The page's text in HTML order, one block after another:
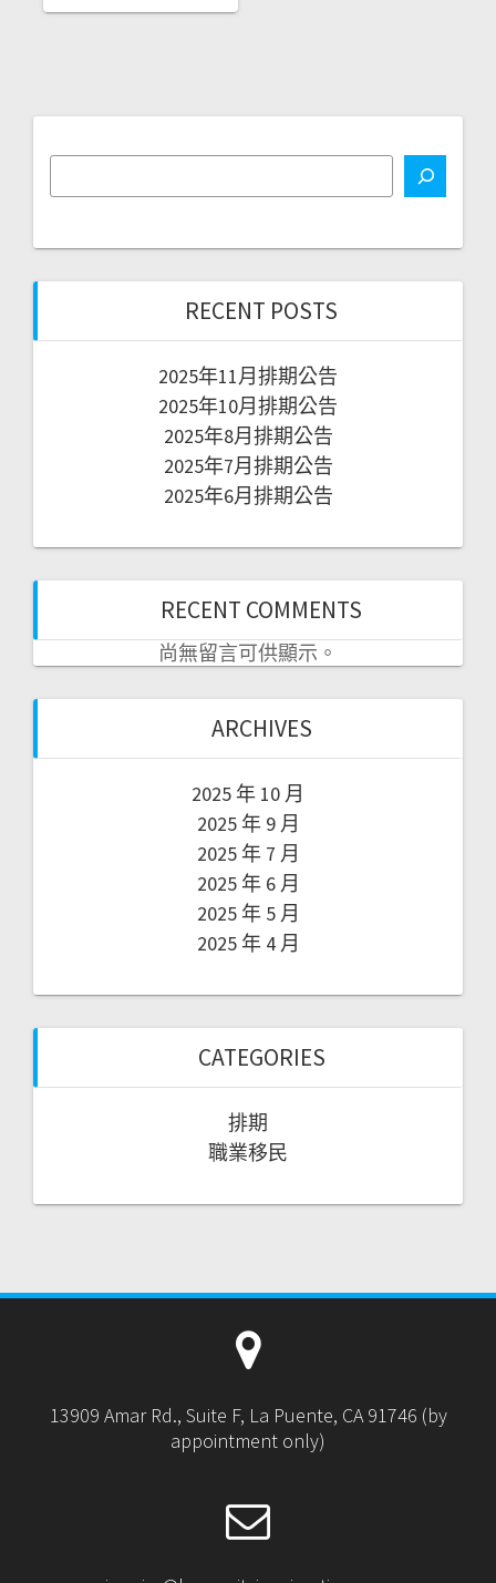
RECENT POSTS
2025年11月排期公告
2025年10月排期公告
2025年8月排期公告
2025年7月排期公告
2025年6月排期公告
RECENT COMMENTS
尚無留言可供顯示。
ARCHIVES
2025 年 10 月
2025 年 9 月
2025 年 7 月
2025 年 6 月
2025 年 5 月
2025 年 4 月
CATEGORIES
排期
職業移民
13909 Amar Rd., Suite F, La Puente, CA 91746 (by
appointment only)